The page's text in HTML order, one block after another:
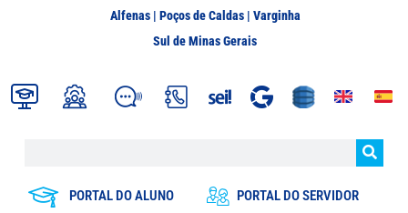
Alfenas | Poços de Caldas | Varginha
Sul de Minas Gerais
PORTAL DO ALUNO PORTAL DO SERVIDOR